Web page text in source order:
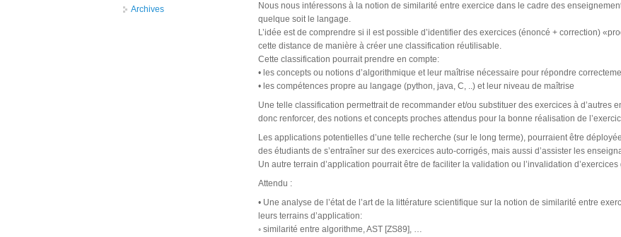
Nous nous intéressons à la notion de similarité entre exercice dans le cadre des
quelque soit le langage.
L’idée est de comprendre si il est possible d’identifier des exercices (énoncé + correction)
cette distance de manière à créer une classification réutilisable.
Cette classification pourrait prendre en compte:
• les concepts ou notions d’algorithmique et leur maîtrise nécessaire pour répondre
• les compétences propre au langage (python, java, C, ..) et leur niveau de maîtrise
Une telle classification permettrait de recommander et/ou substituer des exercices à d’autres
donc renforcer, des notions et concepts proches attendus pour la bonne réalisation de
Les applications potentielles d’une telle recherche (sur le long terme), pourraient être
des étudiants de s’entraîner sur des exercices auto-corrigés, mais aussi d’assister les
Un autre terrain d’application pourrait être de faciliter la validation ou l’invalidation
Attendu :
• Une analyse de l’état de l’art de la littérature scientifique sur la notion de similarité entre
leurs terrains d’application:
◦ similarité entre algorithme, AST [ZS89], …
Archives